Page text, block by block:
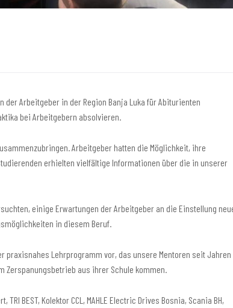
Arbeitgeber in der Region Banja Luka für Abiturienten
bei Arbeitgebern absolvieren.
Arbeitgeber hatten die Möglichkeit, ihre
erhielten vielfältige Informationen über die in unserer
einige Erwartungen der Arbeitgeber an die Einstellung
in diesem Beruf.
Lehrprogramm vor, das unsere Mentoren seit Jahren
aus ihrer Schule kommen.
BEST, Kolektor CCL, MAHLE Electric Drives Bosnia, Scania BH,